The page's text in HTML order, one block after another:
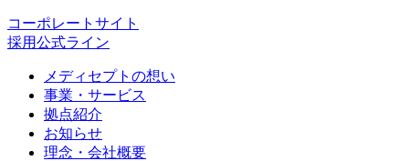
コーポレートサイト
採用公式ライン
メディセプトの想い
事業・サービス
拠点紹介
お知らせ
理念・会社概要